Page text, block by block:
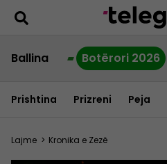
Ballina Botërori 2026
Prishtina Prizreni Peja
Lajme > Kronika e Zezë